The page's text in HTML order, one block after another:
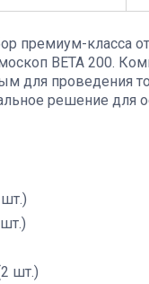
премиум-класса
BETA 200.
для проведения
решение
шт.)